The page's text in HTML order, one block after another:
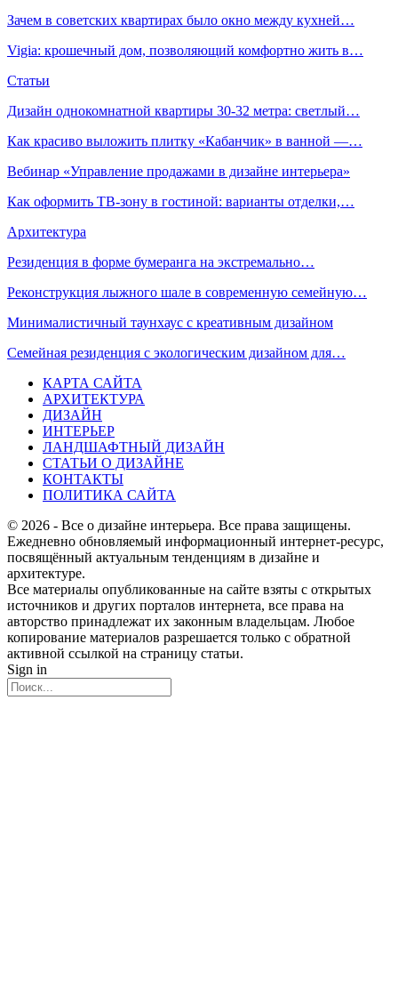
Зачем в советских квартирах было окно между кухней…
Vigia: крошечный дом, позволяющий комфортно жить в…
Статьи
Дизайн однокомнатной квартиры 30-32 метра: светлый…
Как красиво выложить плитку «Кабанчик» в ванной —…
Вебинар «Управление продажами в дизайне интерьера»
Как оформить ТВ-зону в гостиной: варианты отделки,…
Архитектура
Резиденция в форме бумеранга на экстремально…
Реконструкция лыжного шале в современную семейную…
Минималистичный таунхаус с креативным дизайном
Семейная резиденция с экологическим дизайном для…
КАРТА САЙТА
АРХИТЕКТУРА
ДИЗАЙН
ИНТЕРЬЕР
ЛАНДШАФТНЫЙ ДИЗАЙН
СТАТЬИ О ДИЗАЙНЕ
КОНТАКТЫ
ПОЛИТИКА САЙТА
© 2026 - Все о дизайне интерьера. Все права защищены.
Ежедневно обновляемый информационный интернет-ресурс,
посвящённый актуальным тенденциям в дизайне и
архитектуре.
Все материалы опубликованные на сайте взяты с открытых
источников и других порталов интернета, все права на
авторство принадлежат их законным владельцам. Любое
копирование материалов разрешается только с обратной
активной ссылкой на страницу статьи.
Sign in